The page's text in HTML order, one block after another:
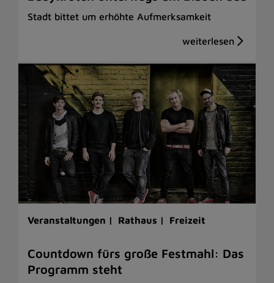
Stadt bittet um erhöhte Aufmerksamkeit
Veranstaltungen | Rathaus | Freizeit
Countdown fürs große Festmahl: Das
Programm steht